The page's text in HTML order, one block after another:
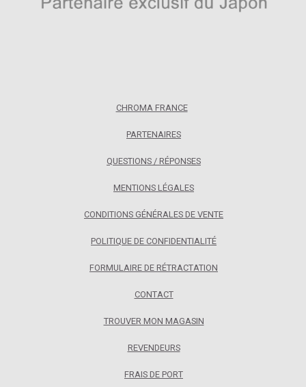
CHROMA FRANCE
PARTENAIRES
QUESTIONS / RÉPONSES
MENTIONS LÉGALES
CONDITIONS GÉNÉRALES DE VENTE
POLITIQUE DE CONFIDENTIALITÉ
FORMULAIRE DE RÉTRACTATION
CONTACT
TROUVER MON MAGASIN
REVENDEURS
FRAIS DE PORT